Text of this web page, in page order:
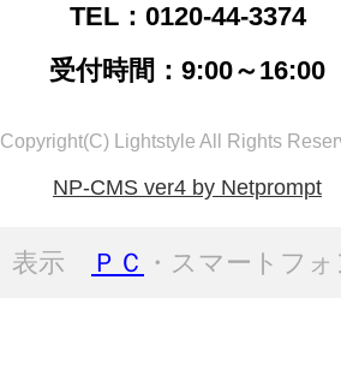
TEL：0120-44-3374
受付時間：9:00～16:00
Copyright(C) Lightstyle All Rights
NP-CMS ver4 by Netprompt
表示 ＰＣ ・スマートフ